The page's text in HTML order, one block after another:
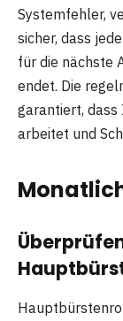
Systemfehler,
sicher, dass
für die nächste
endet. Die
garantiert,
arbeitet und